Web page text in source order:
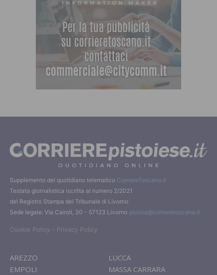
Supplemento del quotidiano telematico CorriereToscano.it
Testata giornalistica iscritta al numero 2/2021
del Registro Stampa del Tribunale di Livorno
Sede legale: Via Cairoli, 30 - 57123 Livorno pistoia@corrieretoscano.it
Cookie Policy - Privacy Policy
AREZZO
EMPOLI
LUCCA
MASSA CARRARA